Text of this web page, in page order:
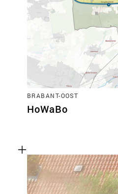
BRABANT-OOST
HoWaBo